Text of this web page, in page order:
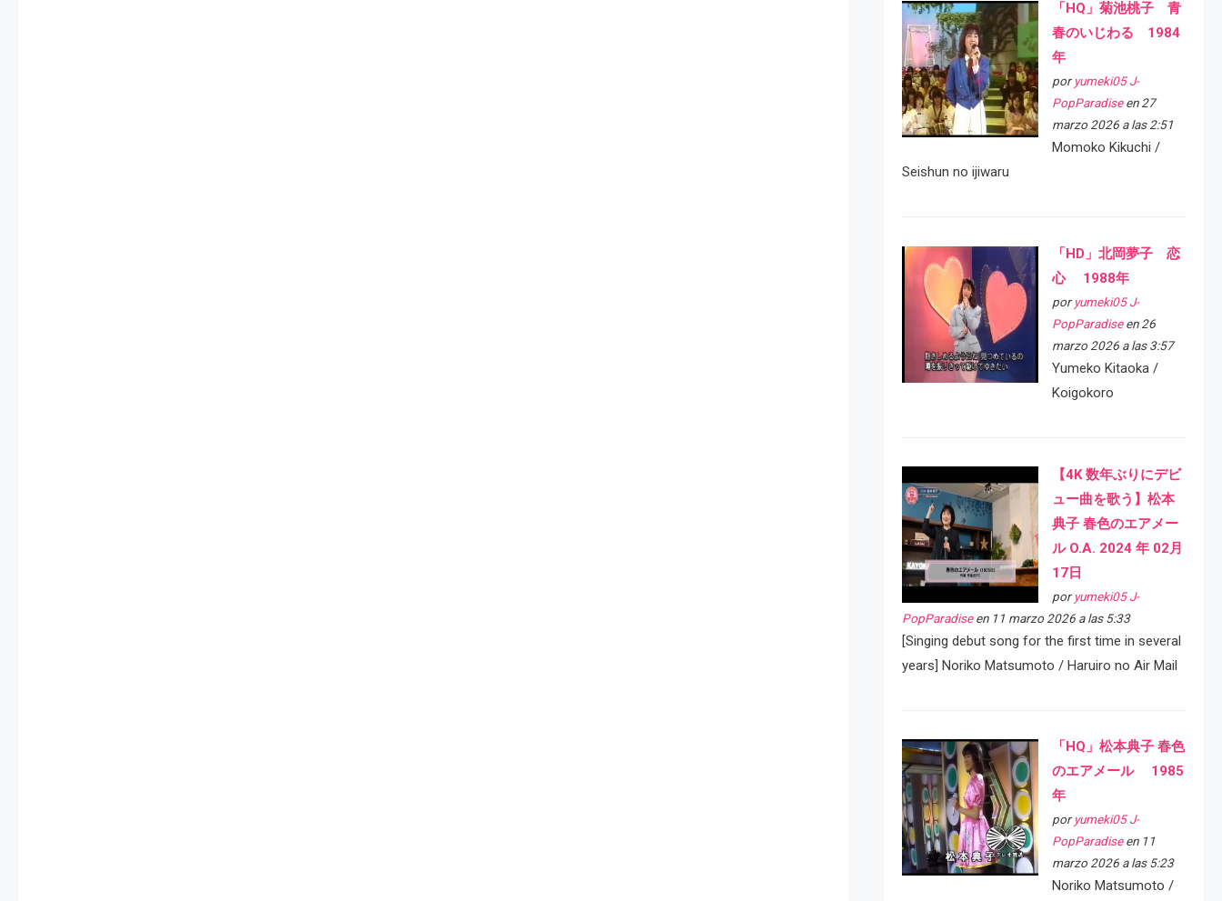
「HQ」菊池桃子 青
春のいじわる 1984
年
por yumeki05 J-
PopParadiseen 27
marzo 2026 a las 2:51
Momoko Kikuchi /
Seishun no ijiwaru
「HD」北岡夢子 恋
心 1988年
por yumeki05 J-
PopParadiseen 26
marzo 2026 a las 3:57
Yumeko Kitaoka /
Koigokoro
【4K 数年ぶりにデビ
ュー曲を歌う】松本
典子 春色のエアメー
ル O.A. 2024 年 02月
17日
por yumeki05 J-
PopParadiseen 11 marzo 2026 a las 5:33
[Singing debut song for the first time in several
years] Noriko Matsumoto / Haruiro no Air Mail
「HQ」松本典子 春色
のエアメール 1985
年
por yumeki05 J-
PopParadiseen 11
marzo 2026 a las 5:23
Noriko Matsumoto /